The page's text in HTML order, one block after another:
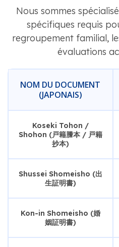
Nous sommes
spécifiques requis
regroupement familial,
évaluations
NOM DU DOCUMENT
(JAPONAIS)
Koseki Tohon /
Shohon (戸籍謄本 / 戸籍
抄本)
Shussei Shomeisho (出
生証明書)
Kon-in Shomeisho (婚
姻証明書)